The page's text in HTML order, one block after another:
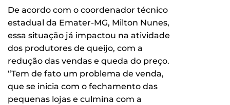
De acordo com o coordenador técnico
estadual da Emater-MG, Milton Nunes,
essa situação já impactou na atividade
dos produtores de queijo, com a
redução das vendas e queda do preço.
“Tem de fato um problema de venda,
que se inicia com o fechamento das
pequenas lojas e culmina com a